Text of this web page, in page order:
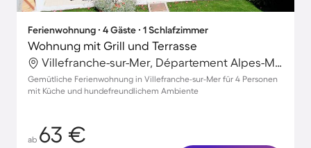
Ferienwohnung ∙ 4 Gäste ∙ 1 Schlafzimmer
Wohnung mit Grill und Terrasse
Villefranche-sur-Mer, Département Alpes-Maritimes, Frankreich
Gemütliche Ferienwohnung in Villefranche-sur-Mer für 4 Personen
mit Küche und hundefreundlichem Ambiente
ab 63 €